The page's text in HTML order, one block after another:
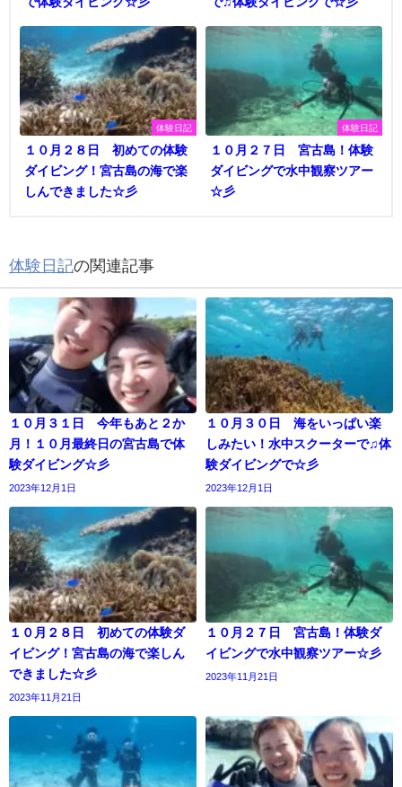
体験日記
１０月２８日 初めての体験
ダイビング！宮古島の海で楽
しんできました☆彡
体験日記
１０月２７日 宮古島！体験
ダイビングで水中観察ツアー
☆彡
体験日記の関連記事
１０月３１日 今年もあと２か
月！１０月最終日の宮古島で体
験ダイビング☆彡
2023年12月1日
１０月３０日 海をいっぱい楽
しみたい！水中スクーターで♫体
験ダイビングで☆彡
2023年12月1日
１０月２８日 初めての体験ダ
イビング！宮古島の海で楽しん
できました☆彡
2023年11月21日
１０月２７日 宮古島！体験ダ
イビングで水中観察ツアー☆彡
2023年11月21日